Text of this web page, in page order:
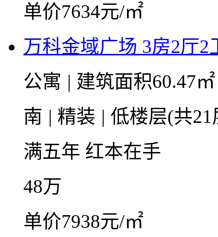
单价7634元/㎡
万科金域广场 3房2厅2
公寓 | 建筑面积60.47
南 | 精装 | 低楼层(共
满五年 红本在手
48万
单价7938元/㎡